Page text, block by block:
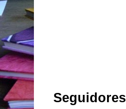
Seguidores